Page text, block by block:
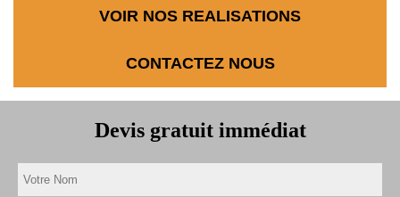
VOIR NOS REALISATIONS
CONTACTEZ NOUS
Devis gratuit immédiat